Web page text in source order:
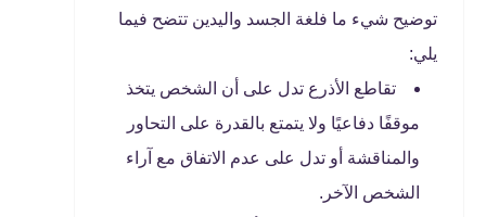
توضيح شيء ما فلغة الجسد واليدين تتضح فيما
يلي:
تقاطع الأذرع تدل على أن الشخص يتخذ
موقفًا دفاعيًا ولا يتمتع بالقدرة على التحاور
والمناقشة أو تدل على عدم الاتفاق مع آراء
الشخص الآخر.